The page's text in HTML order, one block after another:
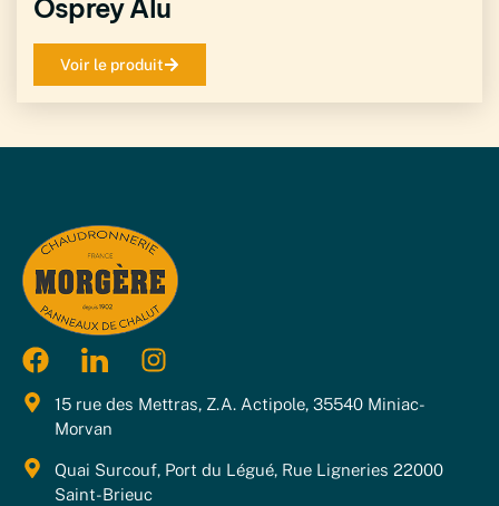
Osprey Alu
Voir le produit
15 rue des Mettras, Z.A. Actipole, 35540 Miniac-
Morvan
Quai Surcouf, Port du Légué, Rue Ligneries 22000
Saint-Brieuc